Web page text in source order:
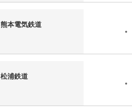
熊本電気鉄道
松浦鉄道